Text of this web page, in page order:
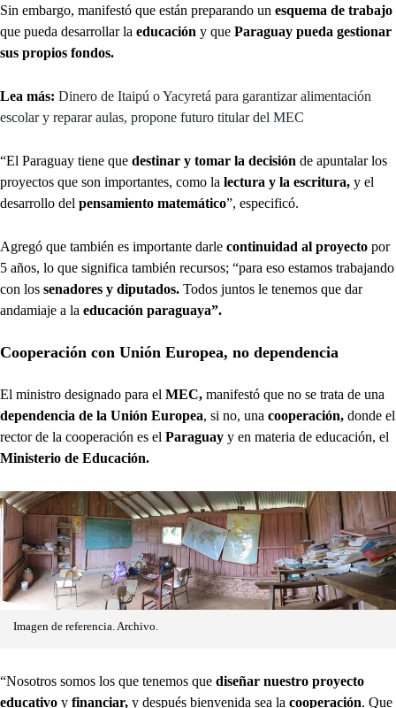
Sin embargo, manifestó que están preparando un esquema de trabajo
que pueda desarrollar la educación y que Paraguay pueda gestionar
sus propios fondos.
Lea más: Dinero de Itaipú o Yacyretá para garantizar alimentación
escolar y reparar aulas, propone futuro titular del MEC
“El Paraguay tiene que destinar y tomar la decisión de apuntalar los
proyectos que son importantes, como la lectura y la escritura, y el
desarrollo del pensamiento matemático”, especificó.
Agregó que también es importante darle continuidad al proyecto por
5 años, lo que significa también recursos; “para eso estamos trabajando
con los senadores y diputados. Todos juntos le tenemos que dar
andamiaje a la educación paraguaya”.
Cooperación con Unión Europea, no dependencia
El ministro designado para el MEC, manifestó que no se trata de una
dependencia de la Unión Europea, si no, una cooperación, donde el
rector de la cooperación es el Paraguay y en materia de educación, el
Ministerio de Educación.
Imagen de referencia. Archivo.
“Nosotros somos los que tenemos que diseñar nuestro proyecto
educativo y financiar, y después bienvenida sea la cooperación. Que